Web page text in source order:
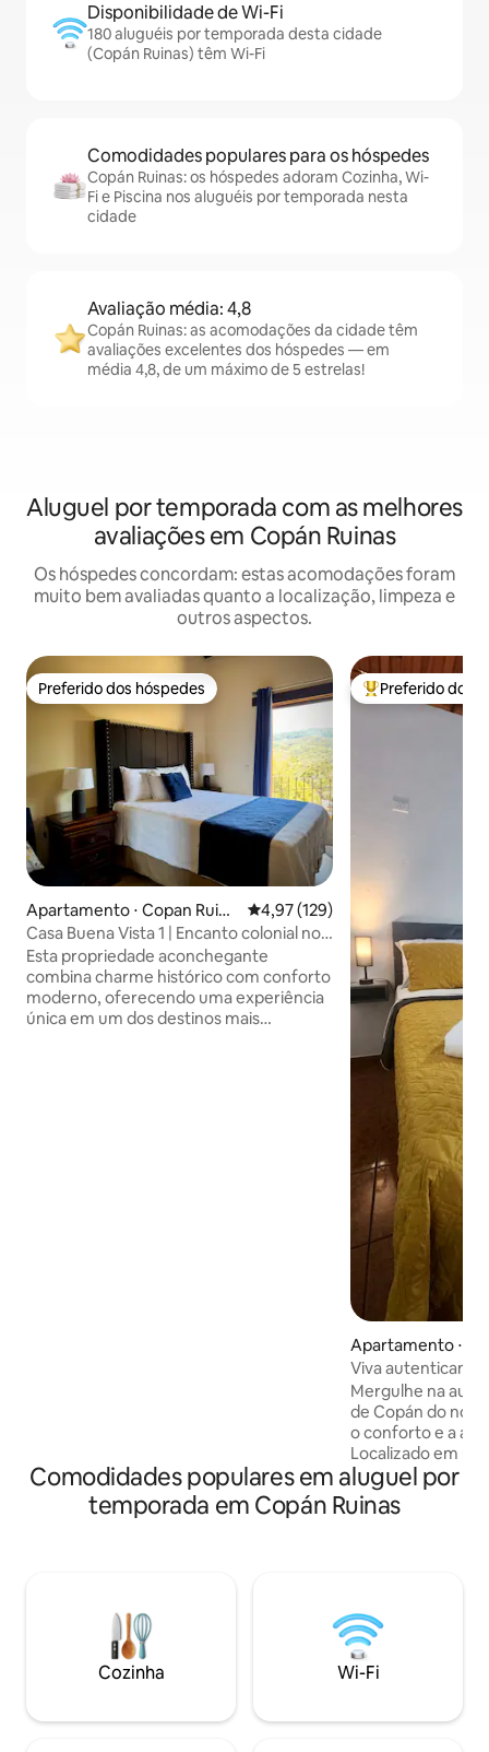
Disponibilidade de Wi-Fi
180 aluguéis por temporada desta cidade
(Copán Ruinas) têm Wi-Fi
Comodidades populares para os hóspedes
Copán Ruinas: os hóspedes adoram Cozinha, Wi-
Fi e Piscina nos aluguéis por temporada nesta
cidade
Avaliação média: 4,8
Copán Ruinas: as acomodações da cidade têm
avaliações excelentes dos hóspedes — em
média 4,8, de um máximo de 5 estrelas!
Aluguel por temporada com as melhores
avaliações em Copán Ruinas
Os hóspedes concordam: estas acomodações foram
muito bem avaliadas quanto a localização, limpeza e
outros aspectos.
Preferido dos hóspedes
Preferido dos hóspedes
Apartamento ⋅ Copan Ruina
s
4,97 de uma avaliação média de
4,97 (129)
Casa Buena Vista 1 | Encanto colonial no
centro
Esta propriedade aconchegante
combina charme histórico com conforto
moderno, oferecendo uma experiência
única em um dos destinos mais
Entre os
Preferido dos
Apartamento ⋅
s
Viva
Mergulhe na
de Copán do
o conforto e a
Localizado em
apenas 5
do Parque das
minutos do
como viajantes individuais.
experiência
Comodidades populares em aluguel por
temporada em Copán Ruinas
Cozinha Wi-Fi